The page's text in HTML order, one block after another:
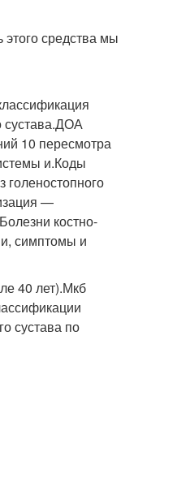
средства мы
сустава.ДОА
10 пересмотра
и.Коды
—
костно-
симптомы и
40 лет).Мкб
сустава по